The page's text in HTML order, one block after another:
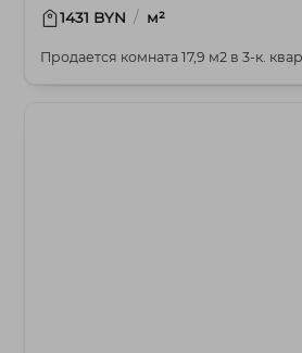
1431 BYN / м²
Продается комната 17,9 м2 в 3-к.